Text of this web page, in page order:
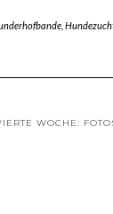
,
WOCHE: